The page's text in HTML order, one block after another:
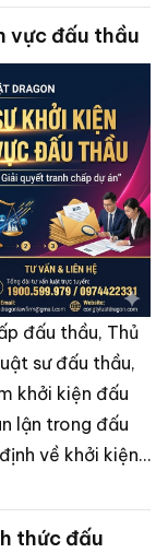
vực đấu thầu
đấu thầu, Thủ
sư đấu thầu,
khởi kiện đấu
lận trong đấu
về khởi kiện
thức đấu